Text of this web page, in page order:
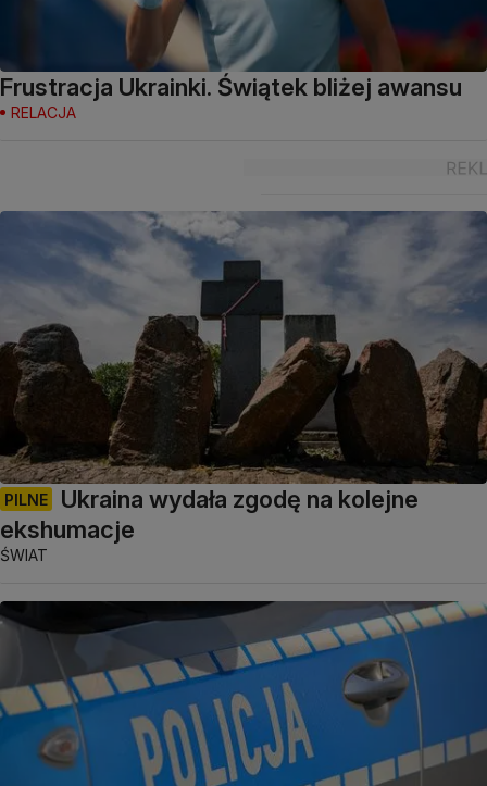
Frustracja Ukrainki. Świątek bliżej awansu
RELACJA
PILNE
Ukraina wydała zgodę na kolejne
ekshumacje
ŚWIAT